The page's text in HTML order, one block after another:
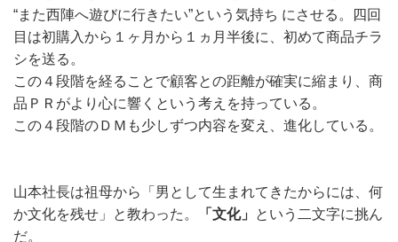
“また西陣へ遊びに行きたい”という気持ち にさせる。四回
目は初購入から１ヶ月から１ヵ月半後に、初めて商品チラ
シを送る。
この４段階を経ることで顧客との距離が確実に縮まり、商
品ＰＲがより心に響くという考えを持っている。
この４段階のＤＭも少しずつ内容を変え、進化している。
山本社長は祖母から「男として生まれてきたからには、何
か文化を残せ」と教わった。
「文化」
という二文字に挑ん
だ。